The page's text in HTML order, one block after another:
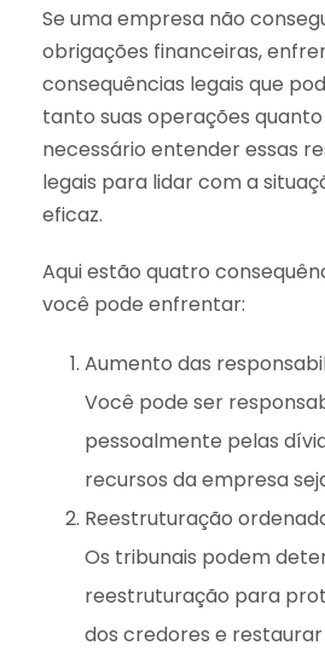
Se uma empresa não
obrigações financeiras,
consequências legais que
tanto suas operações quanto
necessário entender essas
legais para lidar com a
eficaz.
Aqui estão quatro
você pode enfrentar:
Aumento das
Você pode ser
pessoalmente pelas
recursos da empresa
Reestruturação
Os tribunais podem
reestruturação para
dos credores e